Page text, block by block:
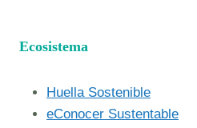
Ecosistema
Huella Sostenible
eConocer Sustentable